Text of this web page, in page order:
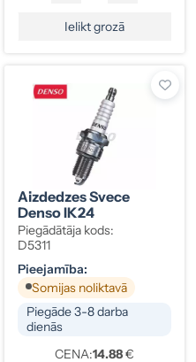
Ielikt grozā
Aizdedzes Svece
Denso IK24
Piegādātāja kods:
D5311
Pieejamība:
Somijas noliktavā
Piegāde 3-8 darba
dienās
CENA:14.88€